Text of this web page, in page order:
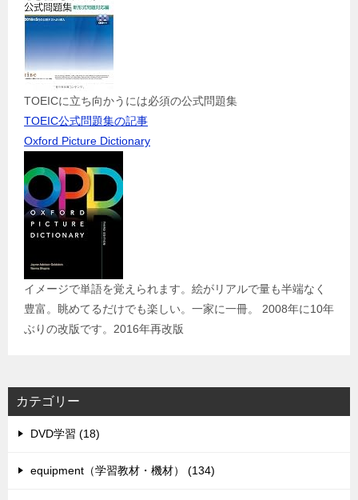
TOEICに立ち向かうには必須の公式問題集
TOEIC公式問題集の記事
Oxford Picture Dictionary
イメージで単語を覚えられます。絵がリアルで量も半端なく
豊富。眺めてるだけでも楽しい。一家に一冊。 2008年に10年
ぶりの改版です。2016年再改版
カテゴリー
DVD学習 (18)
equipment（学習教材・機材） (134)